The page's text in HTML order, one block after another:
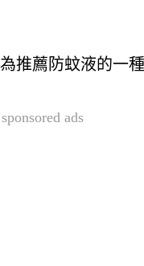
推薦防蚊液的一
sponsored ads